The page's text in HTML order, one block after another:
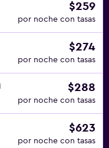
$259
por noche con tasas
$274
por noche con tasas
$288
por noche con tasas
$623
por noche con tasas